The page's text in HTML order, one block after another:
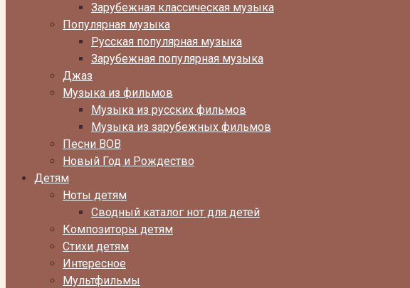
Зарубежная классическая музыка
Популярная музыка
Русская популярная музыка
Зарубежная популярная музыка
Джаз
Музыка из фильмов
Музыка из русских фильмов
Музыка из зарубежных фильмов
Песни ВОВ
Новый Год и Рождество
Детям
Ноты детям
Сводный каталог нот для детей
Композиторы детям
Стихи детям
Интересное
Мультфильмы